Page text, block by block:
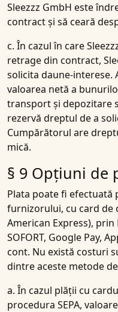
Sleezzz GmbH este
contract și să ceară
c. În cazul în care
retrage din contract,
solicita daune-interese.
valoarea netă a
transport și depozitare
rezervă dreptul de a
Cumpărătorul are
mică.
§ 9 Opțiuni de
Plata poate fi
furnizorului, cu card de
American Express),
SOFORT, Google Pay,
cont. Nu există costuri
dintre aceste metode
a. În cazul plății cu
procedura SEPA,